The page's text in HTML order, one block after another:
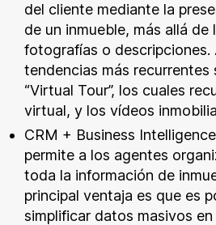
del cliente mediante la
de un inmueble, más allá de
fotografías o descripciones.
tendencias más recurrentes
“Virtual Tour”, los cuales
virtual, y los vídeos
CRM + Business
permite a los agentes
toda la información de
principal ventaja es que es
simplificar datos masivos